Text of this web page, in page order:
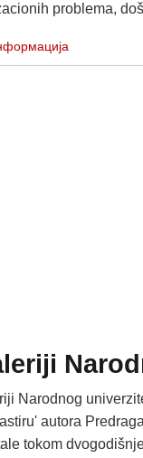
problema,
Narodnog
autora
tokom